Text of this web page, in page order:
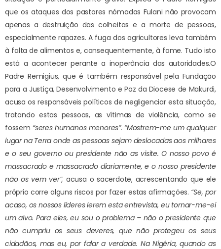
que os ataques dos pastores nómadas Fulani não provocam
apenas a destruição das colheitas e a morte de pessoas,
especialmente rapazes. A fuga dos agricultores leva também
à falta de alimentos e, consequentemente, à fome. Tudo isto
está a acontecer perante a inoperância das autoridades.O
Padre Remigius, que é também responsável pela Fundação
para a Justiça, Desenvolvimento e Paz da Diocese de Makurdi,
acusa os responsáveis políticos de negligenciar esta situação,
tratando estas pessoas, as vítimas de violência, como se
fossem “seres humanos menores”. “Mostrem-me um qualquer
lugar na Terra onde as pessoas sejam deslocadas aos milhares
e o seu governo ou presidente não as visite. O nosso povo é
massacrado e massacrado diariamente, e o nosso presidente
não os vem ver”, acusa o sacerdote, acrescentando que ele
próprio corre alguns riscos por fazer estas afirmações. “Se, por
acaso, os nossos líderes lerem esta entrevista, eu tornar-me-ei
um alvo. Para eles, eu sou o problema – não o presidente que
não cumpriu os seus deveres, que não protegeu os seus
cidadãos, mas eu, por falar a verdade. Na Nigéria, quando as